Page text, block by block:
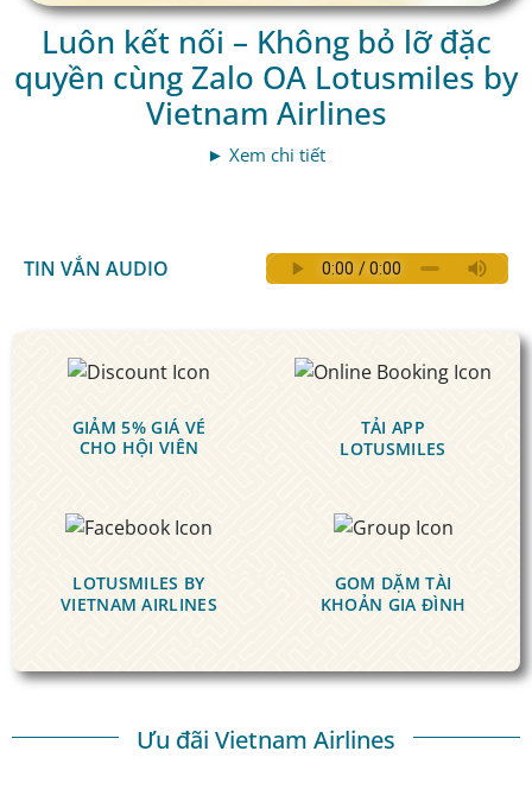
Luôn kết nối – Không bỏ lỡ đặc
quyền cùng Zalo OA Lotusmiles by
Vietnam Airlines
► Xem chi tiết
TIN VẮN AUDIO
GIẢM 5% GIÁ VÉ
CHO HỘI VIÊN
TẢI APP
LOTUSMILES
LOTUSMILES BY
VIETNAM AIRLINES
GOM DẶMTÀI
KHOẢN GIA ĐÌNH
Ưu đãi Vietnam Airlines